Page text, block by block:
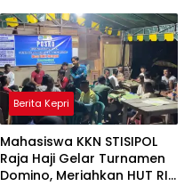
Berita Kepri
Mahasiswa KKN STISIPOL
Raja Haji Gelar Turnamen
Domino, Meriahkan HUT RI